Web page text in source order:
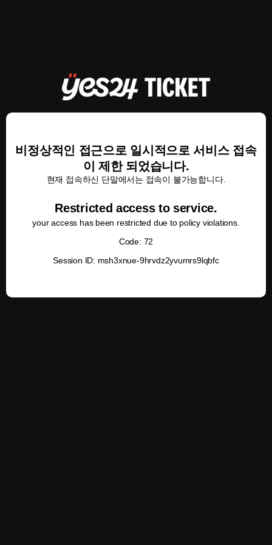
비정상적인 접근으로 일시적으로 서비스 접속
이 제한 되었습니다.
현재 접속하신 단말에서는 접속이 불가능합니다.
Restricted access to service.
your access has been restricted due to policy violations.
Code: 72
Session ID: msh3xnue-9hrvdz2yvumrs9lqbfc